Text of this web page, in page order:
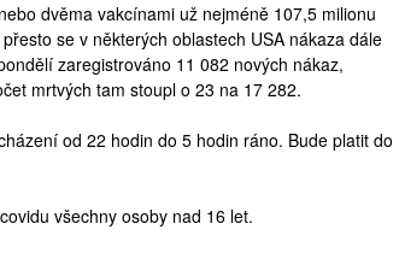
dvěma vakcínami už nejméně 107,5 milionu
se v některých oblastech USA nákaza dále
zaregistrováno 11 082 nových nákaz,
mrtvých tam stoupl o 23 na 17 282.
od 22 hodin do 5 hodin ráno. Bude platit do
všechny osoby nad 16 let.